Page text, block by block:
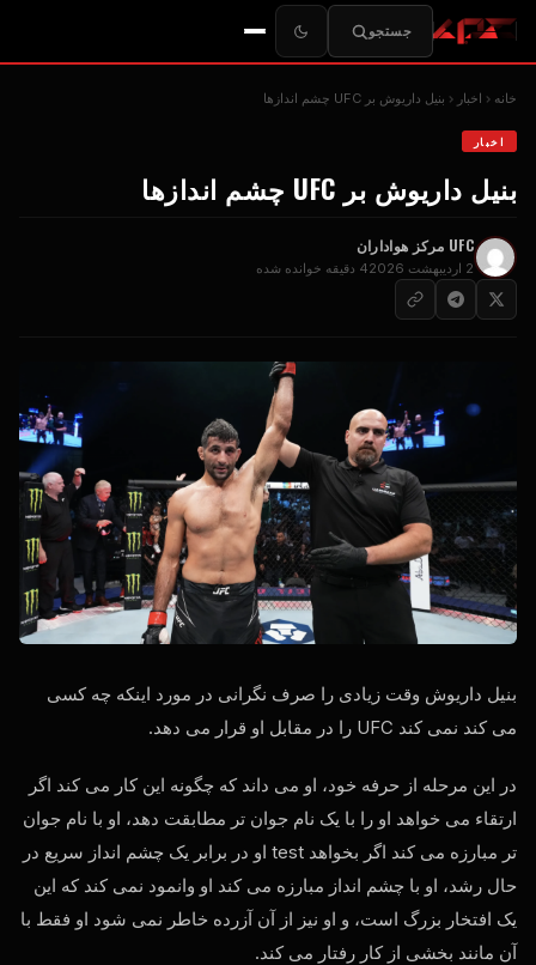
جستجو
خانه اخبار بنیل داریوش بر UFC چشم اندازها
اخبار
بنیل داریوش بر UFC چشم اندازها
UFC مرکز هواداران
2 اردیبهشت 2026 4 دقیقه خوانده شده
بنیل داریوش وقت زیادی را صرف نگرانی در مورد اینکه چه کسی
می کند نمی کند UFC را در مقابل او قرار می دهد.
در این مرحله از حرفه خود، او می داند که چگونه این کار می کند اگر
ارتقاء می خواهد او را با یک نام جوان تر مطابقت دهد، او با نام جوان
تر مبارزه می کند اگر بخواهد test او در برابر یک چشم انداز سریع در
حال رشد، او با چشم انداز مبارزه می کند او وانمود نمی کند که این
یک افتخار بزرگ است، و او نیز از آن آزرده خاطر نمی شود او فقط با
آن مانند بخشی از کار رفتار می کند.